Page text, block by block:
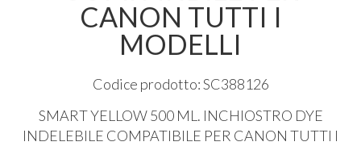
CANON TUTTI I
MODELLI
Codice prodotto: SC388126
SMARTYELLOW500 ML. INCHIOSTRO DYE
INDELEBILE COMPATIBILE PER CANON TUTTI I